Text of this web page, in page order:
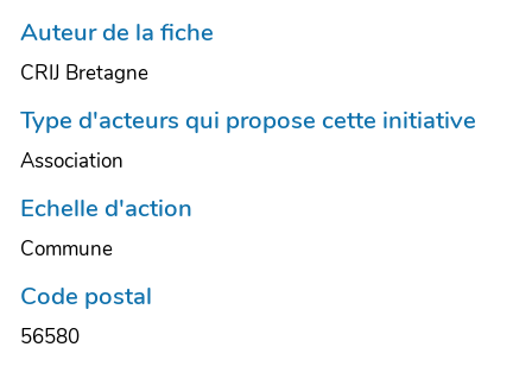
Auteur de la fiche
CRIJ Bretagne
Type d'acteurs qui propose cette initiative
Association
Echelle d'action
Commune
Code postal
56580